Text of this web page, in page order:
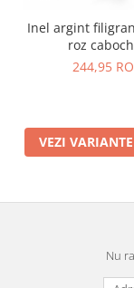
Inel argint
roz
244,95
VEZI VARIANTE
Nu